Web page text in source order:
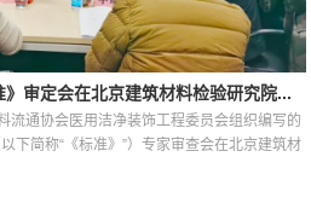
》审定会在北京建筑材料检验研究院...
流通协会医用洁净装饰工程委员会组织编写的
下简称“《标准》”）专家审查会在北京建筑材